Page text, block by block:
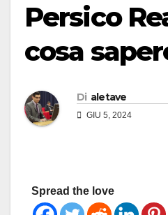
Persico
cosa
Di aletave
GIU 5, 2024
Spread the love